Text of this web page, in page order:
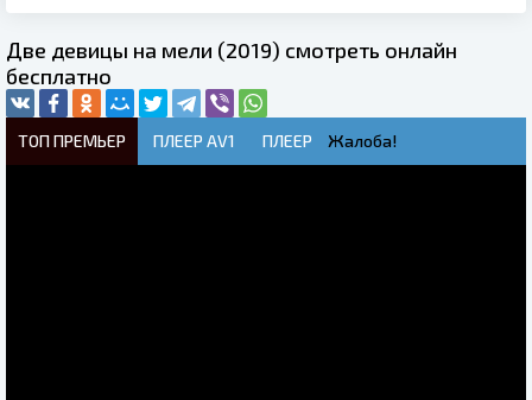
Две девицы на мели (2019) смотреть онлайн
бесплатно
ТОП ПРЕМЬЕР ПЛЕЕР AV1 ПЛЕЕР Жалоба!